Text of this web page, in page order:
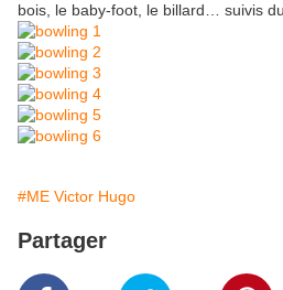
bois, le baby-foot, le billard… suivis
#ME Victor Hugo
Partager